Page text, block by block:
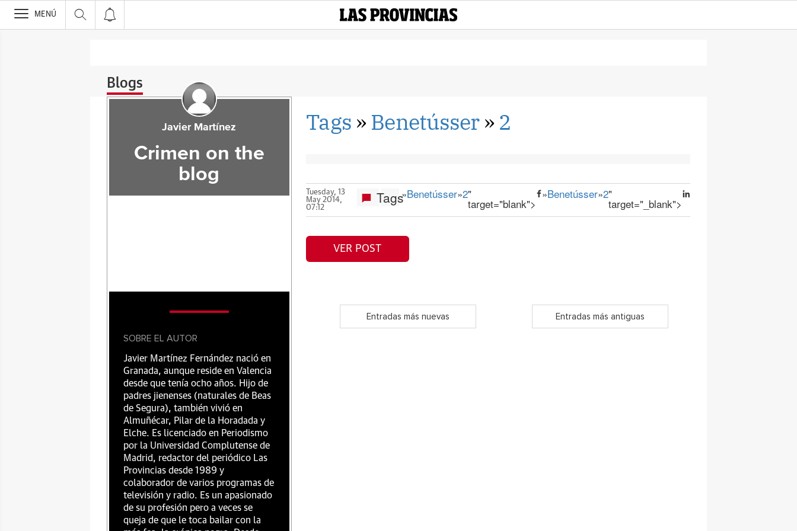
>
MENÚ
Blogs
Tags » Benetússer» 2
Tuesday, 13
May 2014,
07:12
Tags»Benetússer»2"
target="blank">
»Benetússer»2"
target="_blank">
VER POST
Entradas más nuevas Entradas más antiguas
Javier Martínez
Crimen on the
blog
SOBRE EL AUTOR
Javier Martínez Fernández nació en
Granada, aunque reside en Valencia
desde que tenía ocho años. Hijo de
padres jienenses (naturales de Beas
de Segura), también vivió en
Almuñécar, Pilar de la Horadada y
Elche. Es licenciado en Periodismo
por la Universidad Complutense de
Madrid, redactor del periódico Las
Provincias desde 1989 y
colaborador de varios programas de
televisión y radio. Es un apasionado
de su profesión pero a veces se
queja de que le toca bailar con la